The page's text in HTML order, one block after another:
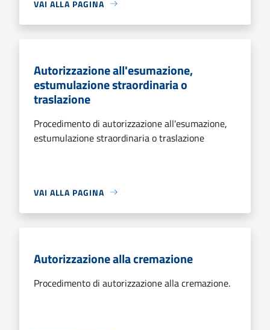
VAI ALLA PAGINA
Autorizzazione all'esumazione,
estumulazione straordinaria o
traslazione
Procedimento di autorizzazione all'esumazione,
estumulazione straordinaria o traslazione
VAI ALLA PAGINA
Autorizzazione alla cremazione
Procedimento di autorizzazione alla cremazione.